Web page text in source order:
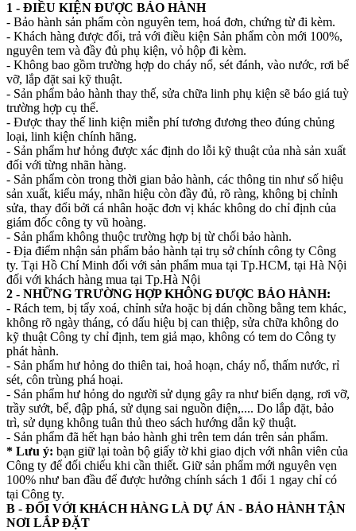
1 - ĐIỀU KIỆN ĐƯỢC BẢO HÀNH
- Bảo hành sản phẩm còn nguyên tem, hoá đơn, chứng từ đi kèm.
- Khách hàng được đổi, trả với điều kiện Sản phẩm còn mới 100%,
nguyên tem và đầy đủ phụ kiện, vỏ hộp đi kèm.
- Không bao gồm trường hợp do cháy nổ, sét đánh, vào nước, rơi bể
vỡ, lắp đặt sai kỹ thuật.
- Sản phẩm bảo hành thay thế, sửa chữa linh phụ kiện sẽ báo giá tuỳ
trường hợp cụ thể.
- Được thay thế linh kiện miễn phí tương đương theo đúng chủng
loại, linh kiện chính hãng.
- Sản phẩm hư hỏng được xác định do lỗi kỹ thuật của nhà sản xuất
đối với từng nhãn hàng.
- Sản phẩm còn trong thời gian bảo hành, các thông tin như số hiệu
sản xuất, kiểu máy, nhãn hiệu còn đầy đủ, rõ ràng, không bị chỉnh
sửa, thay đổi bởi cá nhân hoặc đơn vị khác không do chỉ định của
giám đốc công ty vũ hoàng.
- Sản phẩm không thuộc trường hợp bị từ chối bảo hành.
- Địa điểm nhận sản phẩm bảo hành tại trụ sở chính công ty Công
ty. Tại Hồ Chí Minh đối với sản phẩm mua tại Tp.HCM, tại Hà Nội
đối với khách hàng mua tại Tp.Hà Nội
2 - NHỮNG TRƯỜNG HỢP KHÔNG ĐƯỢC BẢO HÀNH:
- Rách tem, bị tẩy xoá, chỉnh sửa hoặc bị dán chồng bằng tem khác,
không rõ ngày tháng, có dấu hiệu bị can thiệp, sửa chữa không do
kỹ thuật Công ty chỉ định, tem giả mạo, không có tem do Công ty
phát hành.
- Sản phẩm hư hỏng do thiên tai, hoả hoạn, cháy nổ, thấm nước, rỉ
sét, côn trùng phá hoại.
- Sản phẩm hư hỏng do người sử dụng gây ra như biến dạng, rơi vỡ,
trầy sướt, bể, đập phá, sử dụng sai nguồn điện,.... Do lắp đặt, bảo
trì, sử dụng không tuân thủ theo sách hướng dẫn kỹ thuật.
- Sản phẩm đã hết hạn bảo hành ghi trên tem dán trên sản phẩm.
* Lưu ý: bạn giữ lại toàn bộ giấy tờ khi giao dịch với nhân viên của
Công ty để đối chiếu khi cần thiết. Giữ sản phẩm mới nguyên vẹn
100% như ban đầu để được hưởng chính sách 1 đổi 1 ngay chỉ có
tại Công ty.
B - ĐỐI VỚI KHÁCH HÀNG LÀ DỰ ÁN - BẢO HÀNH TẬN
NƠI LẮP ĐẶT